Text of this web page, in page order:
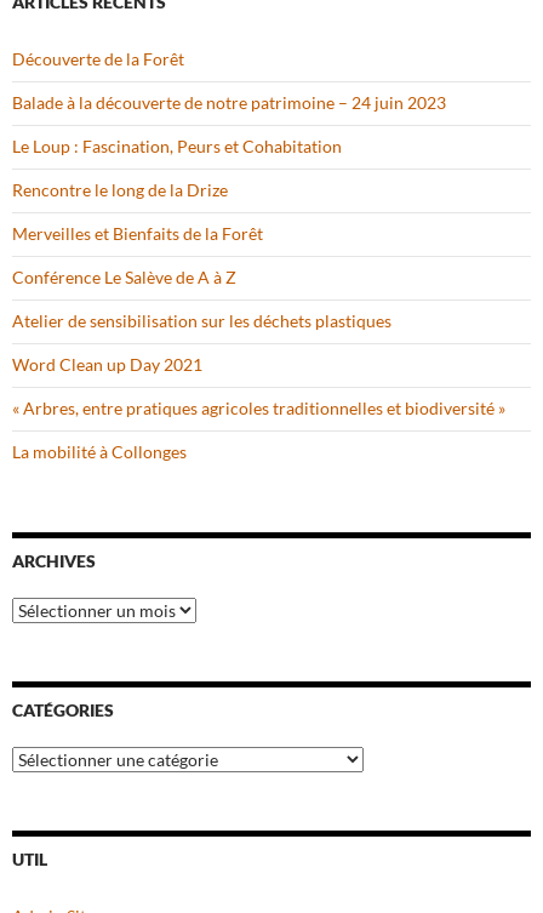
Découverte de la Forêt
Balade à la découverte de notre patrimoine – 24 juin 2023
Le Loup : Fascination, Peurs et Cohabitation
Rencontre le long de la Drize
Merveilles et Bienfaits de la Forêt
Conférence Le Salève de A à Z
Atelier de sensibilisation sur les déchets plastiques
Word Clean up Day 2021
« Arbres, entre pratiques agricoles traditionnelles et biodiversité »
La mobilité à Collonges
ARCHIVES
Archives
CATÉGORIES
Catégories
UTIL